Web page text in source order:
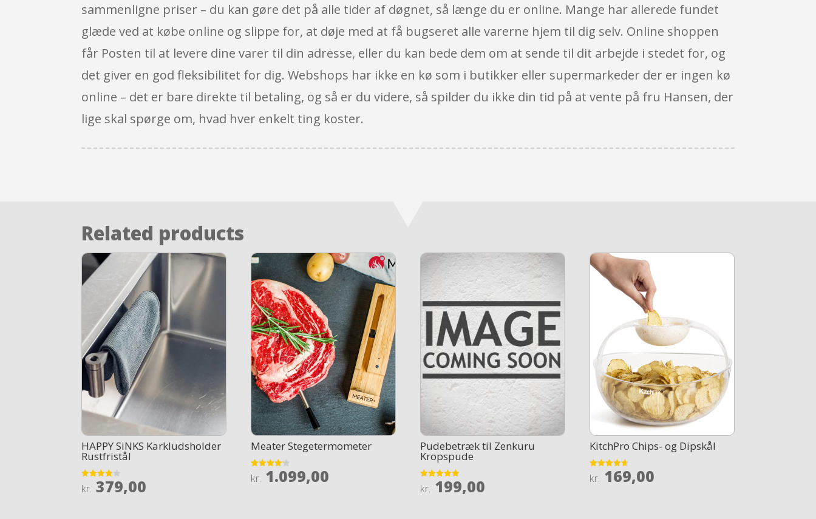
sammenligne priser – du kan gøre det på alle tider af døgnet, så længe du er online. Mange har allerede fundet
glæde ved at købe online og slippe for, at døje med at få bugseret alle varerne hjem til dig selv. Online shoppen
får Posten til at levere dine varer til din adresse, eller du kan bede dem om at sende til dit arbejde i stedet for, og
det giver en god fleksibilitet for dig. Webshops har ikke en kø som i butikker eller supermarkeder der er ingen kø
online – det er bare direkte til betaling, og så er du videre, så spilder du ikke din tid på at vente på fru Hansen, der
lige skal spørge om, hvad hver enkelt ting koster.
Related products
HAPPY SiNKS Karkludsholder
Rustfristål
Rated
3.8
kr. 379,00
Meater Stegetermometer
Rated
4.1
kr. 1.099,00
Pudebetræk til Zenkuru
Kropspude
Rated
4.9
kr. 199,00
KitchPro Chips- og Dipskål
Rated
4.6
kr. 169,00